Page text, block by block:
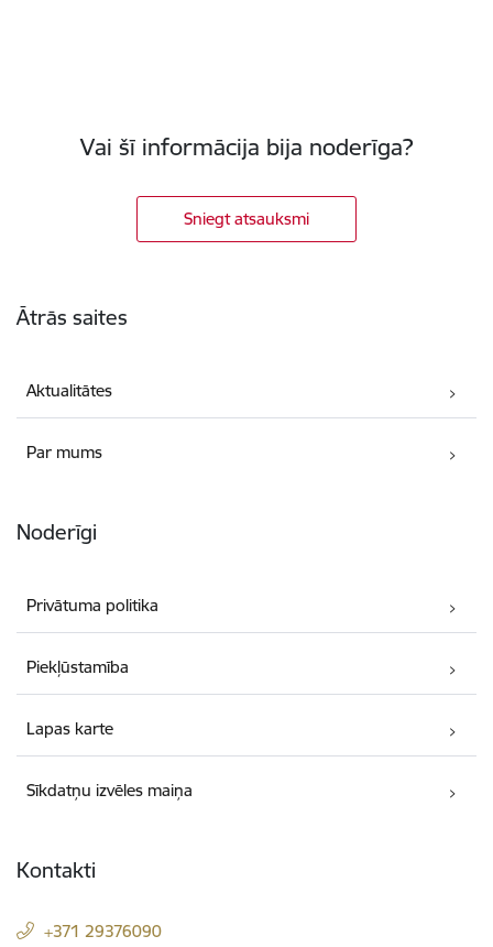
Vai šī informācija bija noderīga?
Sniegt atsauksmi
Ātrās saites
Aktualitātes
Par mums
Noderīgi
Privātuma politika
Piekļūstamība
Lapas karte
Sīkdatņu izvēles maiņa
Kontakti
+371 29376090